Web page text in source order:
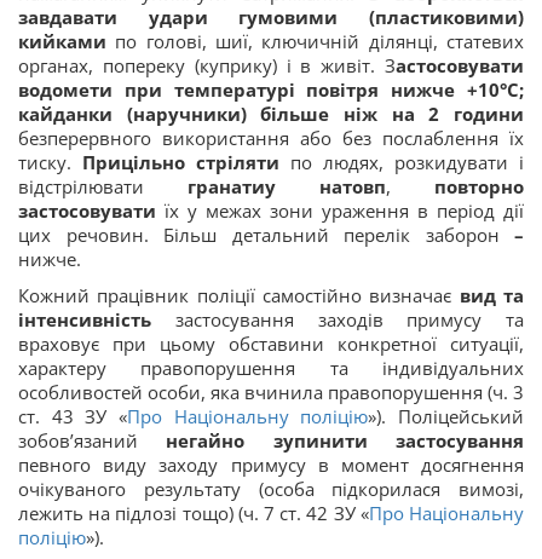
завдавати удари гумовими (пластиковими)
кийками по голові, шиї, ключичній ділянці, статевих
органах, попереку (куприку) і в живіт. Застосовувати
водомети при температурі повітря нижче +10°C;
кайданки (наручники) більше ніж на 2 години
безперервного використання або без послаблення їх
тиску. Прицільно стріляти по людях, розкидувати і
відстрілювати гранатиу натовп, повторно
застосовувати їх у межах зони ураження в період дії
цих речовин. Більш детальний перелік заборон –
нижче.
Кожний працівник поліції самостійно визначає вид та
інтенсивність застосування заходів примусу та
враховує при цьому обставини конкретної ситуації,
характеру правопорушення та індивідуальних
особливостей особи, яка вчинила правопорушення (ч. 3
ст. 43 ЗУ «Про Національну поліцію»). Поліцейський
зобов’язаний негайно зупинити застосування
певного виду заходу примусу в момент досягнення
очікуваного результату (особа підкорилася вимозі,
лежить на підлозі тощо) (ч. 7 ст. 42 ЗУ «Про Національну
поліцію»).